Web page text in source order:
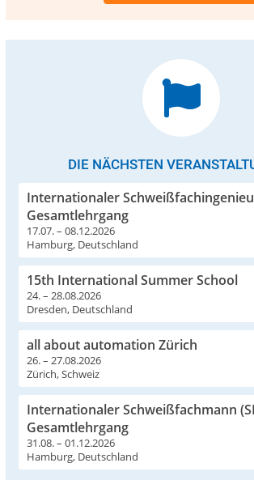
DIE NÄCHSTEN
Internationaler
Gesamtlehrgang
17.07. – 08.12.2026
Hamburg, Deutschland
15th International Summer School
24. – 28.08.2026
Dresden, Deutschland
all about automation Zürich
26. – 27.08.2026
Zürich, Schweiz
Internationaler Schweißfachmann
Gesamtlehrgang
31.08. – 01.12.2026
Hamburg, Deutschland